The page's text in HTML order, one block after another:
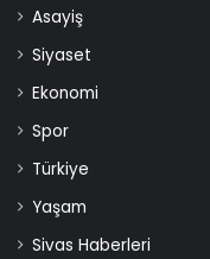
Asayiş
Siyaset
Ekonomi
Spor
Türkiye
Yaşam
Sivas Haberleri